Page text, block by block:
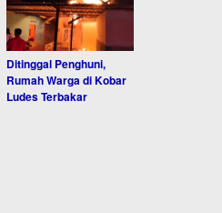
Ditinggal Penghuni,
Rumah Warga di Kobar
Ludes Terbakar